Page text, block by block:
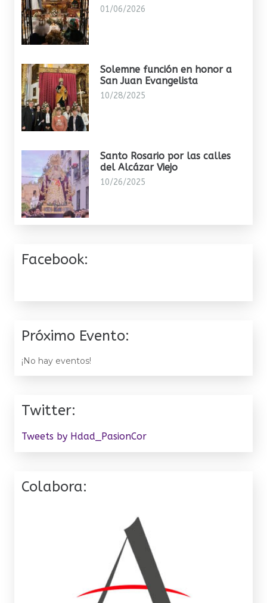
01/06/2026
Solemne función en honor a
San Juan Evangelista
10/28/2025
Santo Rosario por las calles
del Alcázar Viejo
10/26/2025
Facebook:
Próximo Evento:
¡No hay eventos!
Twitter:
Tweets by Hdad_PasionCor
Colabora: